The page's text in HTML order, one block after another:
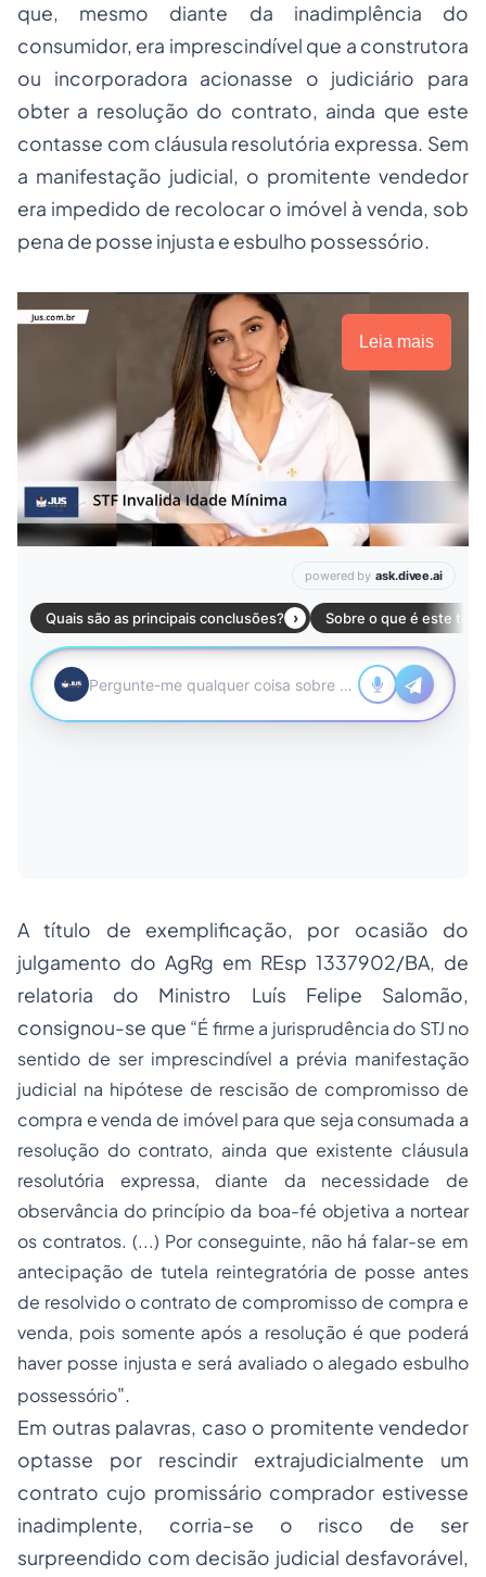
que, mesmo diante da inadimplência do
consumidor, era imprescindível que a construtora
ou incorporadora acionasse o judiciário para
obter a resolução do contrato, ainda que este
contasse com cláusula resolutória expressa. Sem
a manifestação judicial, o promitente vendedor
era impedido de recolocar o imóvel à venda, sob
pena de posse injusta e esbulho possessório.
Leia mais
A título de exemplificação, por ocasião do
julgamento do AgRg em REsp 1337902/BA, de
relatoria do Ministro Luís Felipe Salomão,
consignou-se que “É firme a jurisprudência do STJ no
sentido de ser imprescindível a prévia manifestação
judicial na hipótese de rescisão de compromisso de
compra e venda de imóvel para que seja consumada a
resolução do contrato, ainda que existente cláusula
resolutória expressa, diante da necessidade de
observância do princípio da boa-fé objetiva a nortear
os contratos. (...) Por conseguinte, não há falar-se em
antecipação de tutela reintegratória de posse antes
de resolvido o contrato de compromisso de compra e
venda, pois somente após a resolução é que poderá
haver posse injusta e será avaliado o alegado esbulho
possessório".
Em outras palavras, caso o promitente vendedor
optasse por rescindir extrajudicialmente um
contrato cujo promissário comprador estivesse
inadimplente, corria-se o risco de ser
surpreendido com decisão judicial desfavorável,